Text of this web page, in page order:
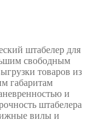
штабелер для
свободным
товаров из
габаритам
и
штабелера
вилы и